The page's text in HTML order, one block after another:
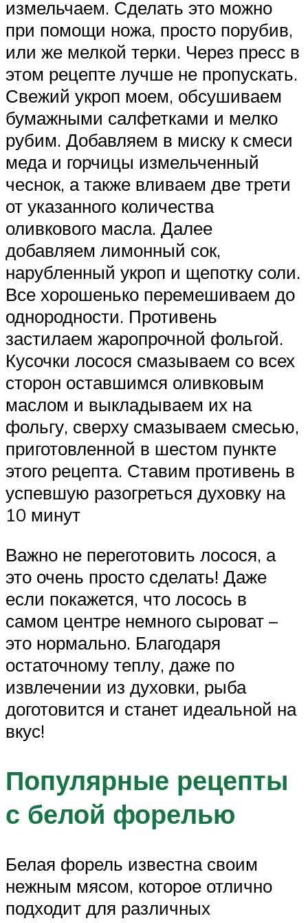
измельчаем. Сделать это можно
при помощи ножа, просто порубив,
или же мелкой терки. Через пресс в
этом рецепте лучше не пропускать.
Свежий укроп моем, обсушиваем
бумажными салфетками и мелко
рубим. Добавляем в миску к смеси
меда и горчицы измельченный
чеснок, а также вливаем две трети
от указанного количества
оливкового масла. Далее
добавляем лимонный сок,
нарубленный укроп и щепотку соли.
Все хорошенько перемешиваем до
однородности. Противень
застилаем жаропрочной фольгой.
Кусочки лосося смазываем со всех
сторон оставшимся оливковым
маслом и выкладываем их на
фольгу, сверху смазываем смесью,
приготовленной в шестом пункте
этого рецепта. Ставим противень в
успевшую разогреться духовку на
10 минут
Важно не переготовить лосося, а
это очень просто сделать! Даже
если покажется, что лосось в
самом центре немного сыроват –
это нормально. Благодаря
остаточному теплу, даже по
извлечении из духовки, рыба
доготовится и станет идеальной на
вкус!
Популярные рецепты
с белой форелью
Белая форель известна своим
нежным мясом, которое отлично
подходит для различных